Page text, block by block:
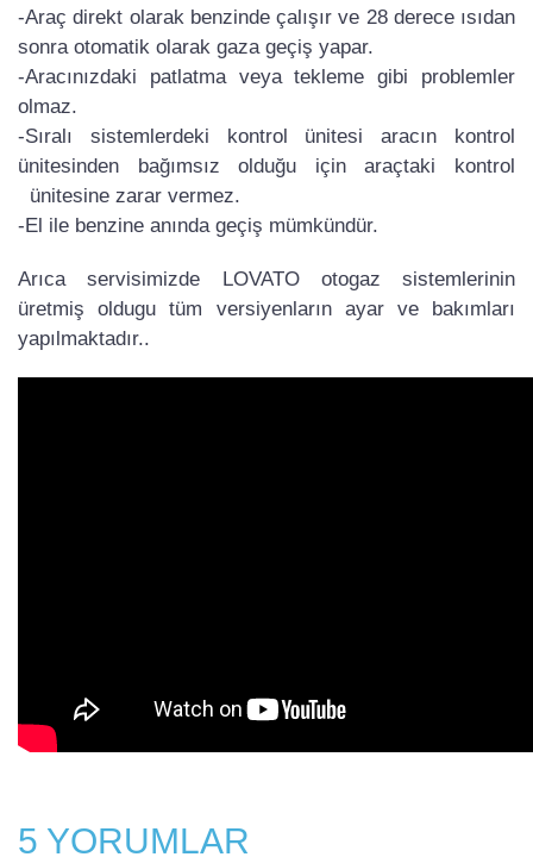
-Araç direkt olarak benzinde çalışır ve 28 derece ısıdan
sonra otomatik olarak gaza geçiş yapar.
-Aracınızdaki patlatma veya tekleme gibi problemler
olmaz.
-Sıralı sistemlerdeki kontrol ünitesi aracın kontrol
ünitesinden bağımsız olduğu için araçtaki kontrol
ünitesine zarar vermez.
-El ile benzine anında geçiş mümkündür.
Arıca servisimizde LOVATO otogaz sistemlerinin
üretmiş oldugu tüm versiyenların ayar ve bakımları
yapılmaktadır..
5 YORUMLAR